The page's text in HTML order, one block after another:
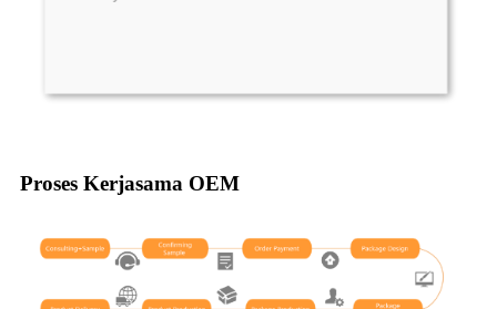
Proses Kerjasama OEM